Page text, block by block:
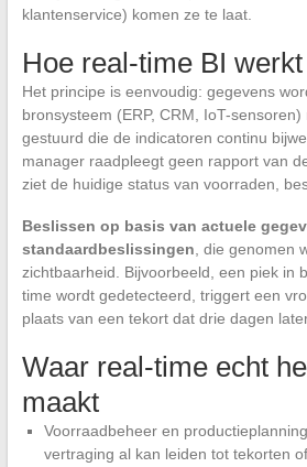
klantenservice) komen ze te laat.
Hoe real-time BI werkt
Het principe is eenvoudig: gegevens
bronsysteem (ERP, CRM, IoT-
gestuurd die de indicatoren continu
manager raadpleegt geen rapport van
ziet de huidige status van voorraden,
Beslissen op basis van actuele
standaardbeslissingen , die genomen
zichtbaarheid. Bijvoorbeeld, een piek in
time wordt gedetecteerd, triggert een
plaats van een tekort dat drie dagen
Waar real-time echt
maakt
Voorraadbeheer en
vertraging al kan leiden tot tekorten